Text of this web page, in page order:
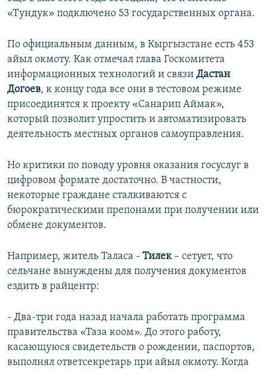
«Тундук» подключено 53 государственных органа.
По официальным данным, в Кыргызстане есть 453
айыл окмоту. Как отмечал глава Госкомитета
информационных технологий и связи Дастан
Догоев, к концу года все они в тестовом режиме
присоединятся к проекту «Санарип Аймак»,
который позволит упростить и автоматизировать
деятельность местных органов самоуправления.
Но критики по поводу уровня оказания госуслуг в
цифровом формате достаточно. В частности,
некоторые граждане сталкиваются с
бюрократическими препонами при получении или
обмене документов.
Например, житель Таласа - Тилек – сетует, что
сельчане вынуждены для получения документов
ездить в райцентр:
- Два-три года назад начала работать программа
правительства «Таза коом». До этого работу,
касающуюся свидетельств о рождении, паспортов,
выполнял ответсекретарь при айыл окмоту. Когда